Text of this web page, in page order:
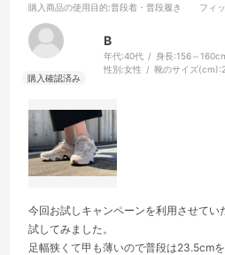
購入商品の使用目的:普段着・普段履き フィ
B
年代:40代 身長:156～
性別:女性 靴のサイズ(cm):
今回お試しキャンペーンを利用させて
試してみました。
足幅狭くて甲も薄いので普段は23.5cmを